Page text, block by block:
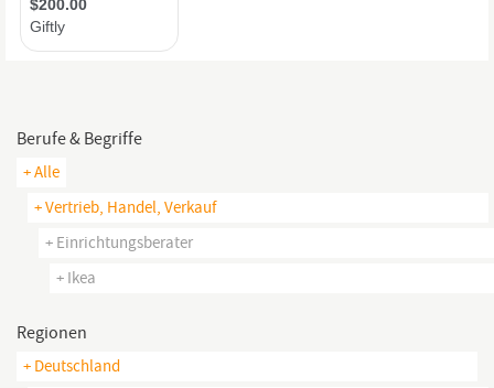
Berufe & Begriffe
+ Alle
+ Vertrieb, Handel, Verkauf
+ Einrichtungsberater
+ Ikea
Regionen
+ Deutschland